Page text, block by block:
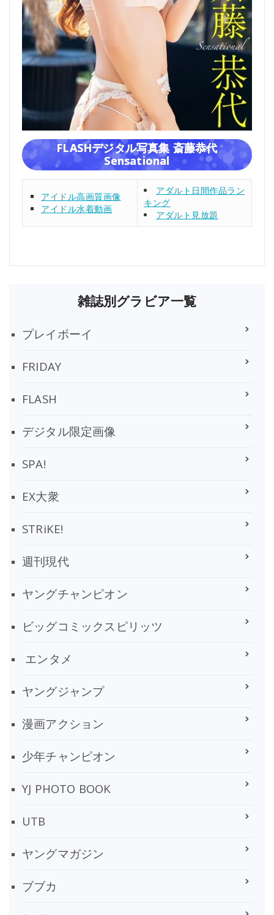
FLASHデジタル写真集 斎藤恭代
Sensational
アイドル高画質画像
アイドル水着動画
アダルト日間作品ラン
キング
アダルト見放題
雑誌別グラビア一覧
プレイボーイ
FRIDAY
FLASH
デジタル限定画像
SPA!
EX大衆
STRiKE!
週刊現代
ヤングチャンピオン
ビッグコミックスピリッツ
エンタメ
ヤングジャンプ
漫画アクション
少年チャンピオン
YJ PHOTO BOOK
UTB
ヤングマガジン
ブブカ